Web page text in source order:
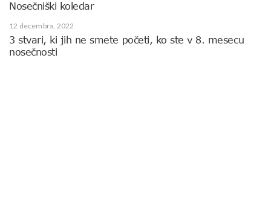
Nosečniški koledar
12 decembra, 2022
3 stvari, ki jih ne smete početi, ko ste v 8. mesecu
nosečnosti